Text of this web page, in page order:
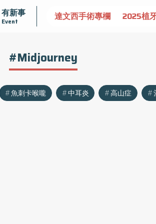
有新事
Event
守護骨骼健康 達文西手術專欄 2025植
#Midjourney
魚刺卡喉嚨 中耳炎 高山症